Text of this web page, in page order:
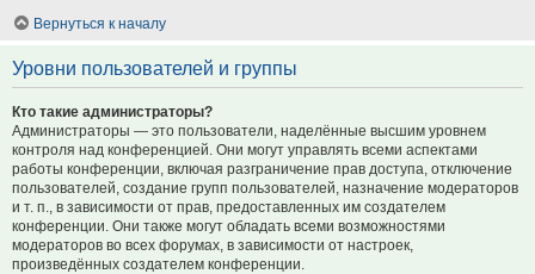
Вернуться к началу
Уровни пользователей и группы
Кто такие администраторы?
Администраторы — это пользователи, наделённые высшим уровнем
контроля над конференцией. Они могут управлять всеми аспектами
работы конференции, включая разграничение прав доступа, отключение
пользователей, создание групп пользователей, назначение модераторов
и т. п., в зависимости от прав, предоставленных им создателем
конференции. Они также могут обладать всеми возможностями
модераторов во всех форумах, в зависимости от настроек,
произведённых создателем конференции.